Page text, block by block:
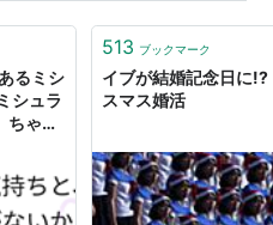
るミシ
シュラ
ちゃん
でし
ん？と
倍お金
513 ブックマーク
イブが結婚記念日に
スマス婚活